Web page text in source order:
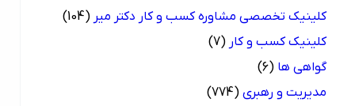
کلینیک تخصصی مشاوره کسب و کار دکتر میر (104)
کلینیک کسب و کار (7)
گواهی ها (6)
مدیریت و رهبری (774)